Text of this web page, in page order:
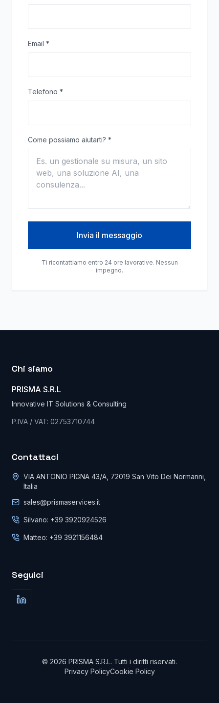
Email *
Telefono *
Come possiamo aiutarti? *
Invia il messaggio
Ti ricontattiamo entro 24 ore lavorative. Nessun
impegno.
Chi siamo
PRISMA S.R.L
Innovative IT Solutions & Consulting
P.IVA / VAT: 02753710744
Contattaci
VIA ANTONIO PIGNA 43/A, 72019 San Vito Dei Normanni,
Italia
sales@prismaservices.it
Silvano: +39 3920924526
Matteo: +39 3921156484
Seguici
© 2026 PRISMA S.R.L. Tutti i diritti riservati.
Privacy PolicyCookie Policy